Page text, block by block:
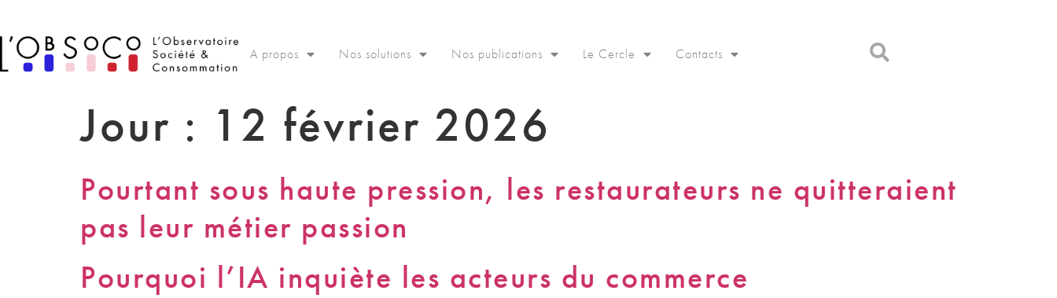
A propos Nos solutions Nos publications Le Cercle Contacts
Jour : 12 février 2026
Pourtant sous haute pression, les restaurateurs ne quitteraient
pas leur métier passion
Pourquoi l’IA inquiète les acteurs du commerce